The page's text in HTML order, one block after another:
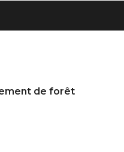
de forêt